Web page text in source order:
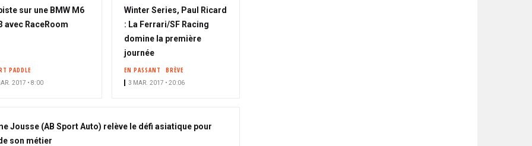
sur une BMW M6
avec RaceRoom
PADDLE
2017 • 8:00
Winter Series, Paul Ricard
: La Ferrari/SF Racing
domine la première
journée
EN PASSANT BRÈVE
3 MAR. 2017 • 20:06
Jousse (AB Sport Auto) relève le défi asiatique pour
son métier